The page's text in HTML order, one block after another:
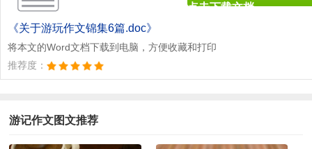
《关于游玩作文锦集6篇.doc》
将本文的Word文档下载到电脑，方便收藏和打印
推荐度：
点击下载文档
游记作文图文推荐